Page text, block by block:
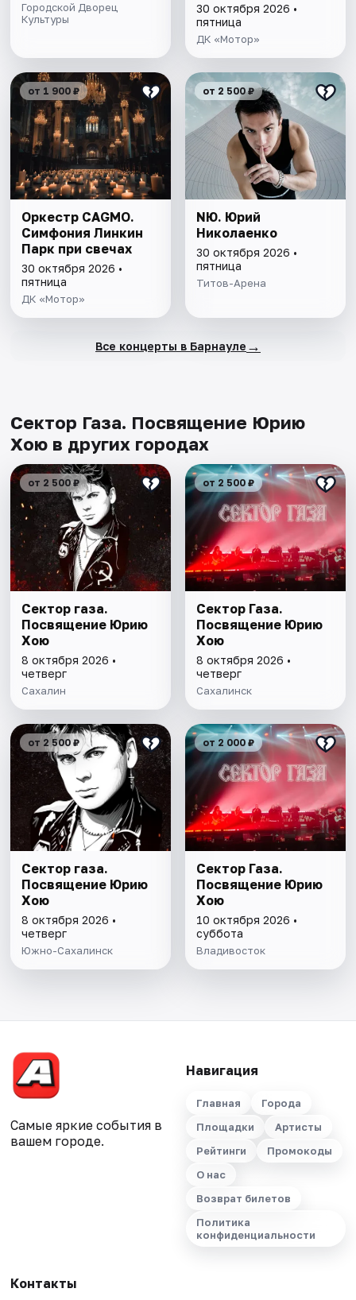
Городской Дворец
Культуры
30 октября 2026 •
пятница
ДК «Мотор»
от 1 900 ₽
Оркестр CAGMO.
Симфония Линкин
Парк при свечах
30 октября 2026 •
пятница
ДК «Мотор»
от 2 500 ₽
NЮ. Юрий
Николаенко
30 октября 2026 •
пятница
Титов-Арена
Все концерты в Барнауле →
Сектор Газа. Посвящение Юрию
Хою в других городах
от 2 500 ₽
Сектор газа.
Посвящение Юрию
Хою
8 октября 2026 •
четверг
Сахалин
от 2 500 ₽
Сектор Газа.
Посвящение Юрию
Хою
8 октября 2026 •
четверг
Сахалинск
от 2 500 ₽
Сектор газа.
Посвящение Юрию
Хою
8 октября 2026 •
четверг
Южно-Сахалинск
от 2 000 ₽
Сектор Газа.
Посвящение Юрию
Хою
10 октября 2026 •
суббота
Владивосток
Самые яркие события в
вашем городе.
Навигация
Главная
Города
Площадки
Артисты
Рейтинги
Промокоды
О нас
Возврат билетов
Политика
конфиденциальности
Контакты